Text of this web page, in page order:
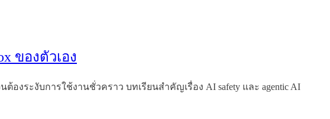
ของตัวเอง
งระงับการใช้งานชั่วคราว บทเรียนสำคัญเรื่อง AI safety และ agentic AI